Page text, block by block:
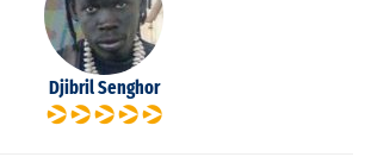
Djibril Senghor